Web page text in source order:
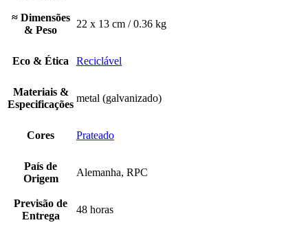
≈ Dimensões
& Peso
22 x 13 cm / 0.36 kg
Eco & Ética Reciclável
Materiais &
Especificações
metal (galvanizado)
Cores Prateado
País de
Origem
Alemanha, RPC
Previsão de
Entrega
48 horas